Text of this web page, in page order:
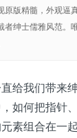
版精髓，外观逼
者绅士儒雅风范。
给我们带来
如何把指针
素组合在一